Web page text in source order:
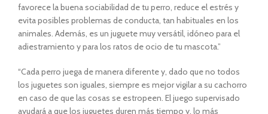
favorece la buena sociabilidad de tu perro, reduce el estrés y
evita posibles problemas de conducta, tan habituales en los
animales. Además, es un juguete muy versátil, idóneo para el
adiestramiento y para los ratos de ocio de tu mascota.”
“Cada perro juega de manera diferente y, dado que no todos
los juguetes son iguales, siempre es mejor vigilar a su cachorro
en caso de que las cosas se estropeen. El juego supervisado
ayudará a que los juguetes duren más tiempo y, lo más